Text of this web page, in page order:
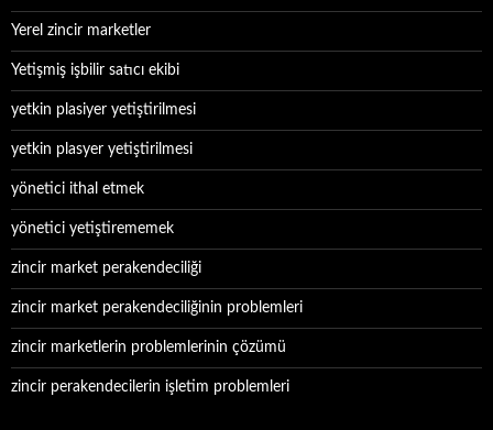
Yerel zincir marketler
Yetişmiş işbilir satıcı ekibi
yetkin plasiyer yetiştirilmesi
yetkin plasyer yetiştirilmesi
yönetici ithal etmek
yönetici yetiştirememek
zincir market perakendeciliği
zincir market perakendeciliğinin problemleri
zincir marketlerin problemlerinin çözümü
zincir perakendecilerin işletim problemleri